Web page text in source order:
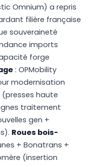
Omnium) a repris
filière française
souveraineté
imports
forge
: OPMobility
modernisation
(presses haute
traitement
gen +
Roues bois-
+ Bonatrans +
(insertion